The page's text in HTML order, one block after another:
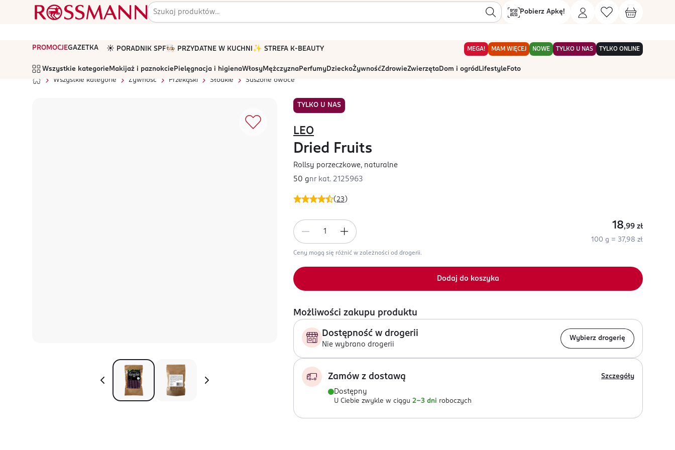
Pobierz Apkę!
PROMOCJEGAZETKA ☀️ PORADNIK SPF🧑🏻‍🍳 PRZYDATNE W KUCHNI ✨ STREFA K-BEAUTY MEGA! MAM WIĘCEJ NOWE TYLKO U NAS TYLKO ONLINE
Wszystkie kategorie Makijaż i paznokcie Pielęgnacja i higienaWłosyMężczyznaPerfumyDzieckoŻywnośćZdrowieZwierzętaDom i ogród Lifestyle Foto
Wszystkie kategorie
Żywność Przekąski Słodkie Suszone owoce
TYLKO U NAS
(23 )
LEO
Dried Fruits
Rollsy porzeczkowe, naturalne
50 gnr kat. 2125963
18,99 zł
100 g = 37,98 zł
Ceny mogą się różnić w zależności od drogerii.
Dodaj do koszyka
Możliwości zakupu produktu
Dostępność w drogerii
Nie wybrano drogerii
Wybierz drogerię
Zamów z dostawą Szczegóły
Dostępny
U Ciebie zwykle w ciągu 2-3 dni roboczych